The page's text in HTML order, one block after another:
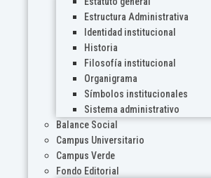
Estructura Administrativa
Identidad institucional
Historia
Filosofía institucional
Organigrama
Símbolos institucionales
Sistema administrativo
Balance Social
Campus Universitario
Campus Verde
Fondo Editorial